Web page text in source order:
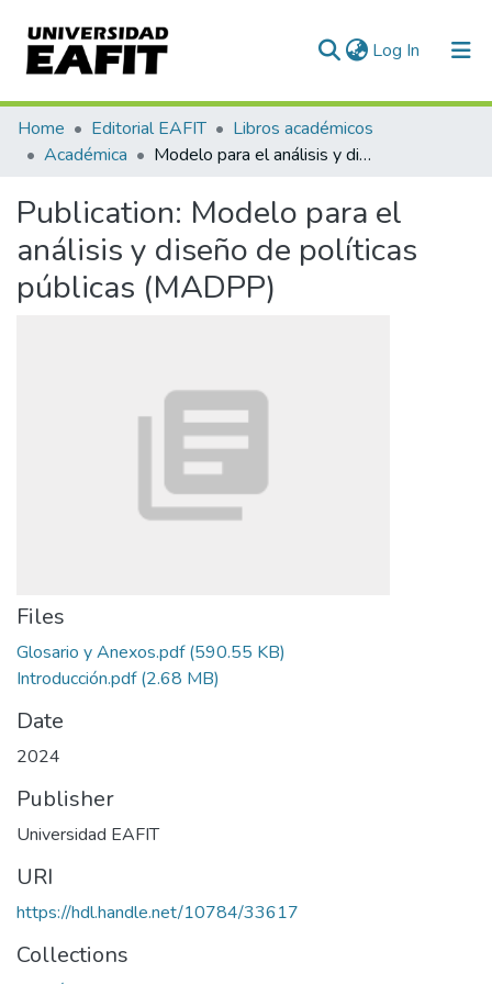
Log In (current)
Communities & Collections
All of DSpace
Statistics
Home Editorial EAFIT
Libros académicos
Académica
Modelo para el análisis y diseño de políticas públicas (MADPP)
Publication: Modelo para el
análisis y diseño de políticas
públicas (MADPP)
Files
Glosario y Anexos.pdf(590.55 KB)
Introducción.pdf(2.68 MB)
Date
2024
Publisher
Universidad EAFIT
URI
https://hdl.handle.net/10784/33617
Collections